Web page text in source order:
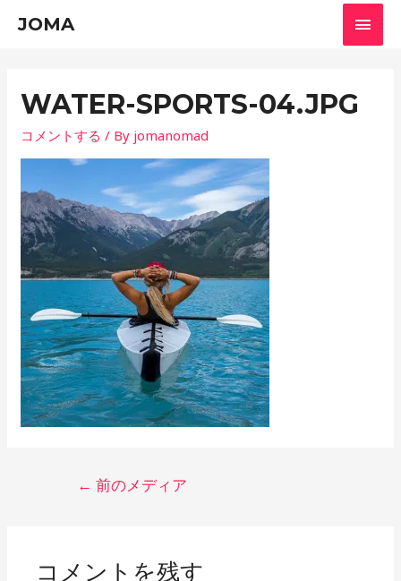
JOMA
メ
ン
WATER-SPORTS-04.JPG
コメントする / By jomanomad
ビ
← 前のメディア
コメントを残す